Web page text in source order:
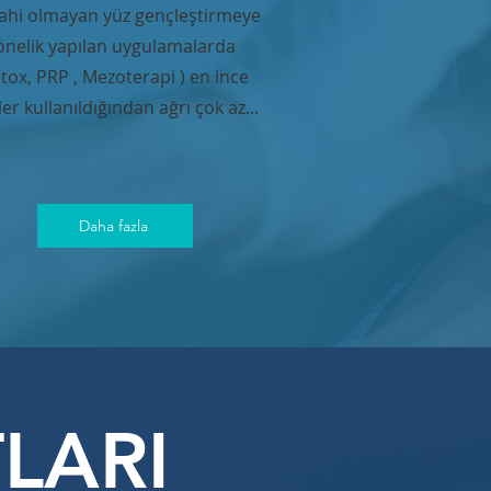
olmayan yüz gençleştirmeye
yapılan uygulamalarda
PRP , Mezoterapi ) en ince
kullanıldığından ağrı çok az...
Daha fazla